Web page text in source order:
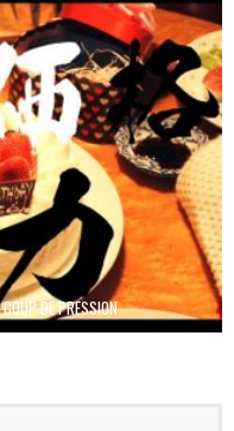
DE PRESSION